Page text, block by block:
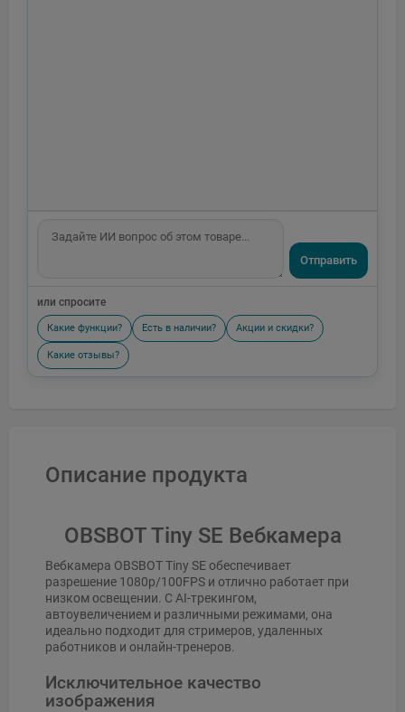
Отправить
или спросите
Какие функции? Есть в наличии? Акции и скидки?
Какие отзывы?
Описание продукта
OBSBOT Tiny SE Вебкамера
Вебкамера OBSBOT Tiny SE обеспечивает
разрешение 1080p/100FPS и отлично работает при
низком освещении. С AI-трекингом,
автоувеличением и различными режимами, она
идеально подходит для стримеров, удаленных
работников и онлайн-тренеров.
Исключительное качество
изображения